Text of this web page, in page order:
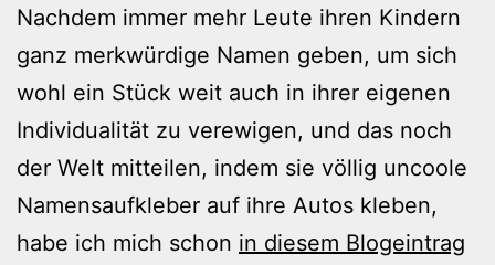
Nachdem immer mehr Leute ihren Kindern
ganz merkwürdige Namen geben, um sich
wohl ein Stück weit auch in ihrer eigenen
Individualität zu verewigen, und das noch
der Welt mitteilen, indem sie völlig uncoole
Namensaufkleber auf ihre Autos kleben,
habe ich mich schon in diesem Blogeintrag